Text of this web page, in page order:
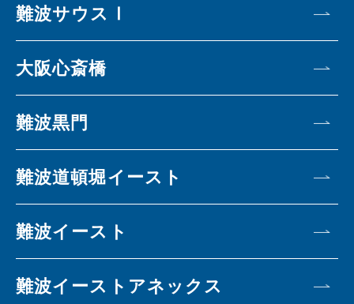
難波サウスⅠ
大阪心斎橋
難波黒門
難波道頓堀イースト
難波イースト
難波イーストアネックス